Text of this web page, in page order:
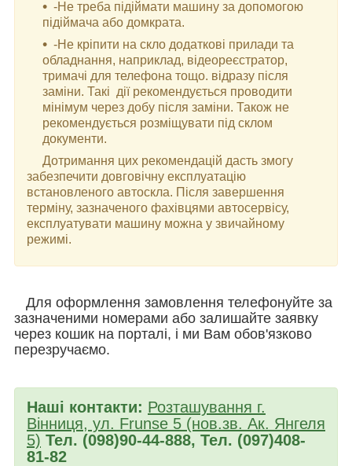
-Не треба підіймати машину за допомогою
підіймача або домкрата.
-Не кріпити на скло додаткові прилади та
обладнання, наприклад, відеореєстратор,
тримачі для телефона тощо. відразу після
заміни. Такі дії рекомендується проводити
мінімум через добу після заміни. Також не
рекомендується розміщувати під склом
документи.
Дотримання цих рекомендацій дасть змогу
забезпечити довговічну експлуатацію
встановленого автоскла. Після завершення
терміну, зазначеного фахівцями автосервісу,
експлуатувати машину можна у звичайному
режимі.
Для оформлення замовлення телефонуйте за
зазначеними номерами або залишайте заявку
через кошик на порталі, і ми Вам обов'язково
перезручаємо.
Наші контакти: Розташування г.
Вінниця, ул. Frunse 5 (нов.зв. Ак. Янгеля
5) Тел. (098)90-44-888, Тел. (097)408-
81-82